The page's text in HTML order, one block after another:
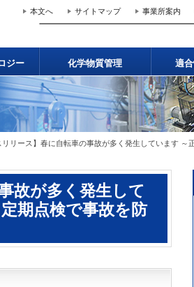
本文へ サイトマップ 事業所案内
ジー 化学物質管理 適
リリース】春に自転車の事故が多く発生しています
故が多く発生して
期点検で事故を防